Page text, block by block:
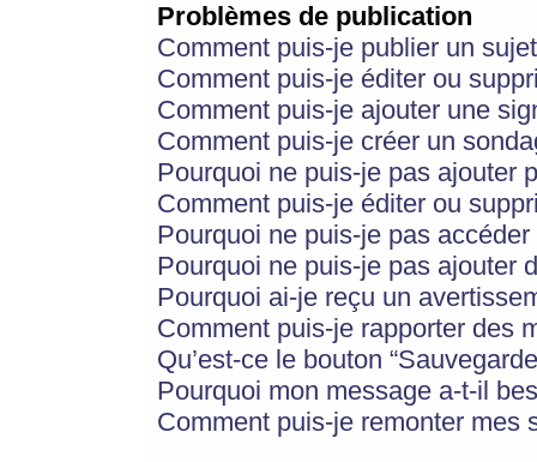
Problèmes de publication
Comment puis-je publier un
Comment puis-je éditer ou
Comment puis-je ajouter une
Comment puis-je créer un
Pourquoi ne puis-je pas ajouter
Comment puis-je éditer ou
Pourquoi ne puis-je pas
Pourquoi ne puis-je pas ajouter
Pourquoi ai-je reçu un
Comment puis-je rapporter des
Qu’est-ce le bouton
Pourquoi mon message a-t-il
Comment puis-je remonter mes